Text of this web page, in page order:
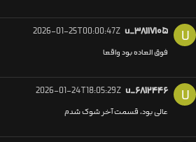
U u_۳۸۱۱۷۱۰۵ 2026-01-25T00:00:47Z
فوق العاده بود واقعا
U u_۶۸۱۲۴۴۶ 2026-01-24T18:05:29Z
عالی بود، قسمت آخر شوک شدم